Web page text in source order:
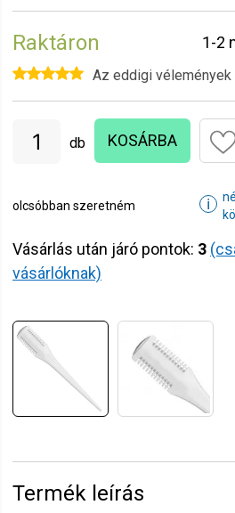
Raktáron 1-2
Az eddigi vélemények
db KOSÁRBA
olcsóbban szeretném ℹ
Vásárlás után járó pontok: 3
vásárlóknak)
Termék leírás